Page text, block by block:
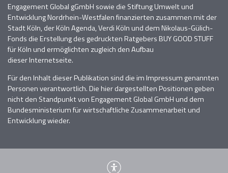
Engagement Global gGmbH sowie die Stiftung Umwelt und
Entwicklung Nordrhein-Westfalen finanzierten zusammen mit der
Stadt Köln, der Köln Agenda, Verdi Köln und dem Nikolaus-Gülich-
Fonds die Erstellung des gedruckten Ratgebers BUY GOOD STUFF
für Köln und ermöglichten zugleich den Aufbau
dieserInternetseite.
Für den Inhalt dieser Publikation sind die im Impressum genannten
Personen verantwortlich. Die hier dargestellten Positionen geben
nicht den Standpunkt von Engagement Global GmbH und dem
Bundesministerium für wirtschaftliche Zusammenarbeit und
Entwicklung wieder.